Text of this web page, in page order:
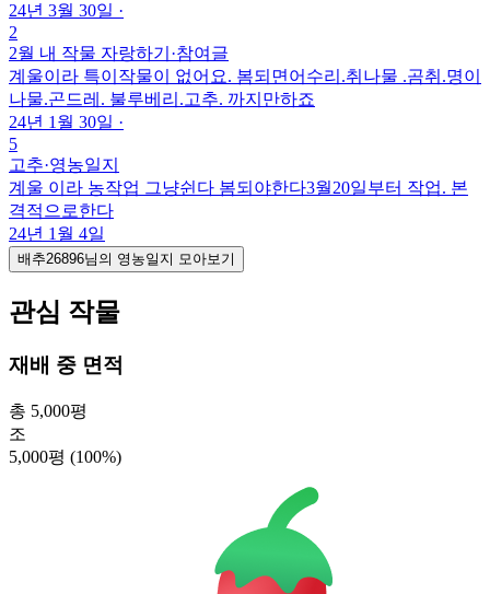
24년 3월 30일 ·
2
2월 내 작물 자랑하기 ·참여글
계울이라 특이작물이 없어요. 봄되면어수리.취나물 .곰취.명이
나물.곤드레. 불루베리.고추. 까지만하죠
24년 1월 30일 ·
5
고추·영농일지
계울 이라 농작업 그냥쉰다 봄되야한다3월20일부터 작업. 본
격적으로한다
24년 1월 4일
배추26896님의 영농일지 모아보기
관심 작물
재배 중 면적
총 5,000평
조
5,000평 (100%)